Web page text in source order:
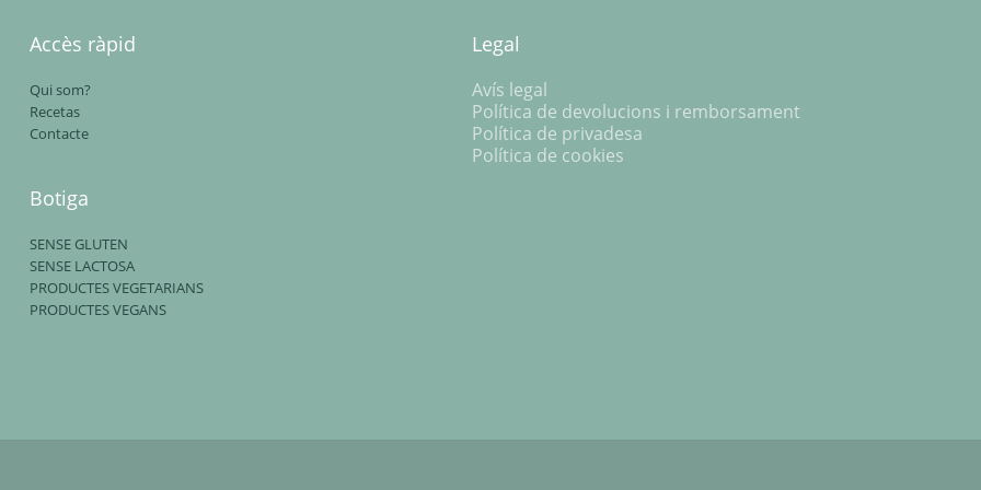
Accès ràpid
Qui som?
Recetas
Contacte
Botiga
SENSE GLUTEN
SENSE LACTOSA
PRODUCTES VEGETARIANS
PRODUCTES VEGANS
Legal
Avís legal
Política de devolucions i remborsament
Política de privadesa
Política de cookies